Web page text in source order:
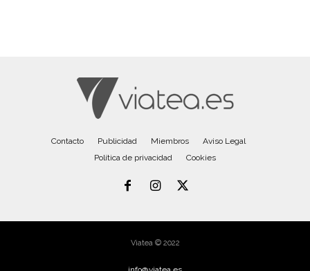
Contacto Publicidad Miembros
Aviso Legal
Política de privacidad
Cookies
Viatea © 2022